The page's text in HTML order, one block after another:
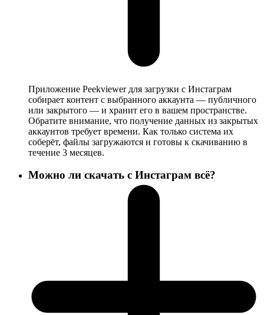
Приложение Peekviewer для загрузки с Инстаграм
собирает контент с выбранного аккаунта — публичного
или закрытого — и хранит его в вашем пространстве.
Обратите внимание, что получение данных из закрытых
аккаунтов требует времени. Как только система их
соберёт, файлы загружаются и готовы к скачиванию в
течение 3 месяцев.
Можно ли скачать с Инстаграм всё?